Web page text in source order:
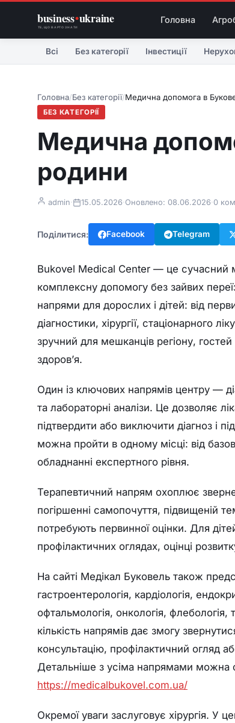
business•ukraine
ТЕ, ЩО ВАРТО ЗНАТИ
Головна
Всі Без категорії Інвестиції
Головна/Без категорії/Медична допомога в
БЕЗ КАТЕГОРІЇ
Медична
родини
admin· 15.05.2026·Оновлено: 08.06.2026·0
Поділитися: Facebook Telegram
Bukovel Medical Center — це сучасний
комплексну допомогу без зайвих
напрями для дорослих і дітей: від
діагностики, хірургії, стаціонарного
зручний для мешканців регіону,
здоров’я.
Один із ключових напрямів центру —
та лабораторні аналізи. Це дозволяє
підтвердити або виключити діагноз і
можна пройти в одному місці: від
обладнанні експертного рівня.
Терапевтичний напрям охоплює
погіршенні самопочуття, підвищеній
потребують первинної оцінки. Для
профілактичних оглядах, оцінці
На сайті Медікал Буковель також
гастроентерологія, кардіологія,
офтальмологія, онкологія, флебологія,
кількість напрямів дає змогу
консультацію, профілактичний огляд
Детальніше з усіма напрямами можна
https://medicalbukovel.com.ua/
Окремої уваги заслуговує хірургія. У